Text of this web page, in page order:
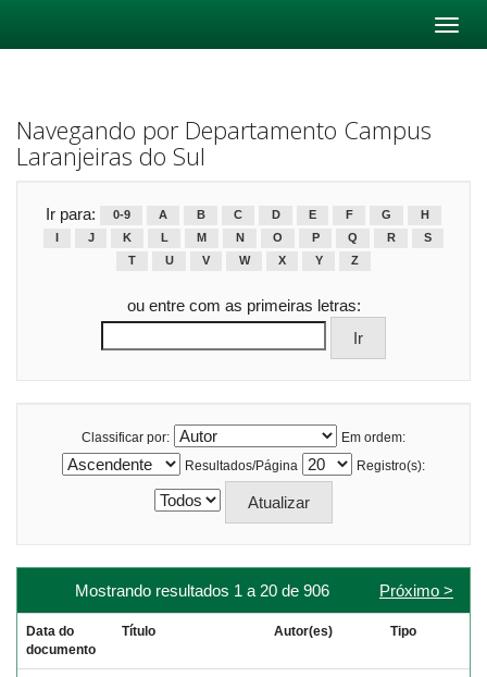
Navegando por Departamento Campus
Laranjeiras do Sul
Ir para: 0-9 A B C D E F G
H
J K L M N O P Q R
S
T
U V W X Y Z
ou entre com as primeiras letras:
Classificar por:
Em ordem:
Resultados/Página
Registro(s):
Mostrando resultados 1 a 20 de 906 Próximo >
Data do
documento
Título Autor(es) Tipo